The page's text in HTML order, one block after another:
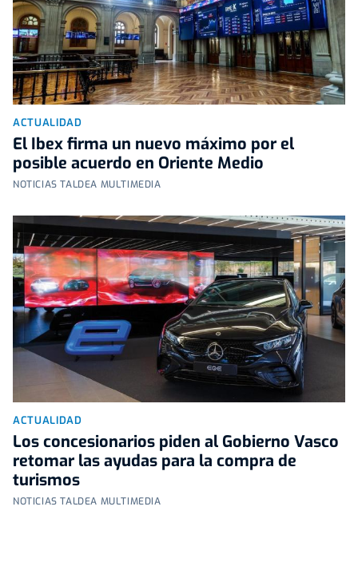
ACTUALIDAD
El Ibex firma un nuevo máximo por el
posible acuerdo en Oriente Medio
NOTICIAS TALDEA MULTIMEDIA
ACTUALIDAD
Los concesionarios piden al Gobierno Vasco
retomar las ayudas para la compra de
turismos
NOTICIAS TALDEA MULTIMEDIA